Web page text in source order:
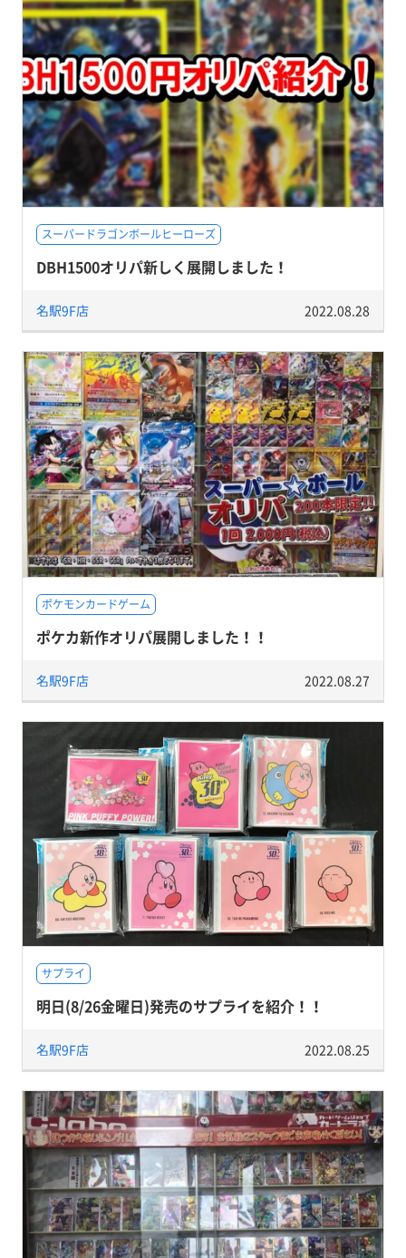
スーパードラゴンボールヒーローズ
DBH1500オリパ新しく展開しました！
名駅9F店 2022.08.28
ポケモンカードゲーム
ポケカ新作オリパ展開しました！！
名駅9F店 2022.08.27
サプライ
明日(8/26金曜日)発売のサプライを紹介！！
名駅9F店 2022.08.25